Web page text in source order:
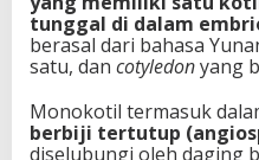
tunggal di dalam
berasal dari bahasa
satu, dan cotyledonyang
Monokotil termasuk
berbiji tertutup
diselubungi oleh daging